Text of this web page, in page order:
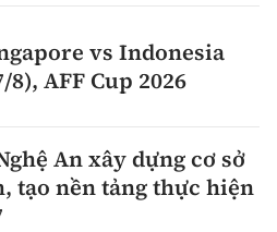
vs Indonesia
8), AFF Cup 2026
An xây dựng cơ sở
tạo nền tảng thực hiện